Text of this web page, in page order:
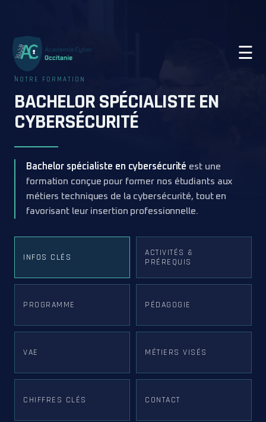
☰
NOTRE FORMATION
BACHELOR SPÉCIALISTE EN
CYBERSÉCURITÉ
Bachelor spécialiste en cybersécurité est une
formation conçue pour former nos étudiants aux
métiers techniques de la cybersécurité, tout en
favorisant leur insertion professionnelle.
INFOS CLÉS
ACTIVITÉS &
PRÉREQUIS
PROGRAMME PÉDAGOGIE
VAE MÉTIERS VISÉS
CHIFFRES CLÉS CONTACT